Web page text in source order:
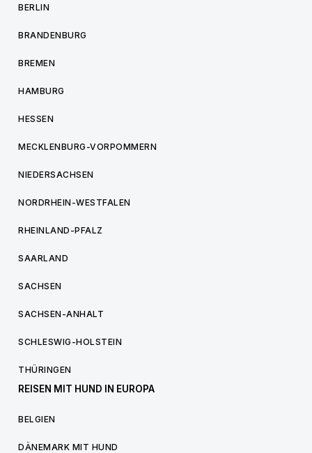
BERLIN
BRANDENBURG
BREMEN
HAMBURG
HESSEN
MECKLENBURG-VORPOMMERN
NIEDERSACHSEN
NORDRHEIN-WESTFALEN
RHEINLAND-PFALZ
SAARLAND
SACHSEN
SACHSEN-ANHALT
SCHLESWIG-HOLSTEIN
THÜRINGEN
REISEN MIT HUND IN EUROPA
BELGIEN
DÄNEMARK MIT HUND